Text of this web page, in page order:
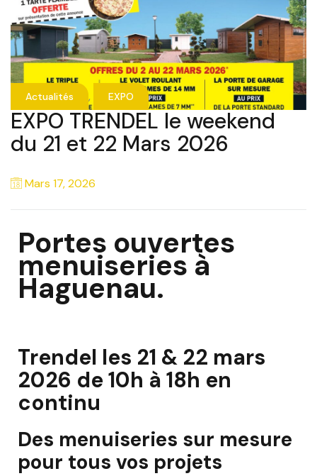
Actualités , EXPO
EXPO TRENDEL le weekend
du 21 et 22 Mars 2026
Mars 17, 2026
Portes ouvertes
menuiseries à
Haguenau.
Trendel les 21 & 22 mars
2026 de 10h à 18h en
continu
Des menuiseries sur mesure
pour tous vos projets